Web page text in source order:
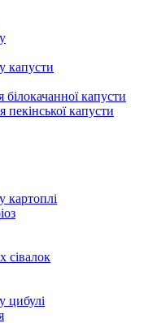
капусти
капусти
капусти
картоплі
сівалок
цибулі